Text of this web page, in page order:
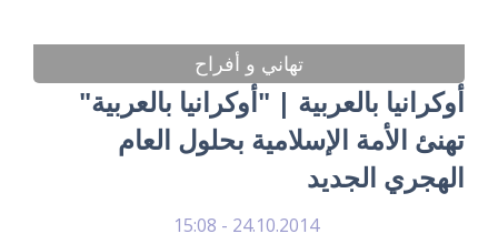
تهاني و أفراح
أوكرانيا بالعربية | "أوكرانيا بالعربية"
تهنئ الأمة الإسلامية بحلول العام
الهجري الجديد
24.10.2014 - 15:08